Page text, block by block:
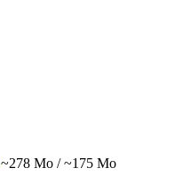
~278 Mo / ~175 Mo